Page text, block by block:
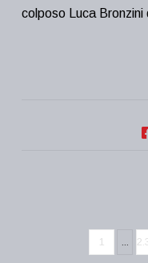
colposo Luca
1 ...